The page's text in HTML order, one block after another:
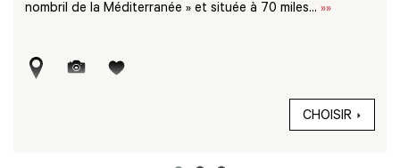
nombril de la Méditerranée » et située à 70 miles... »»
CHOISIR